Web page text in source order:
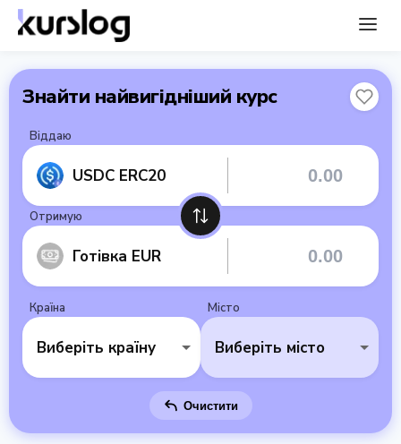
Знайти найвигідніший курс
Віддаю
USDC ERC20
Отримую
Готівка EUR
Країна
Виберіть країну
Місто
Виберіть місто
Очистити